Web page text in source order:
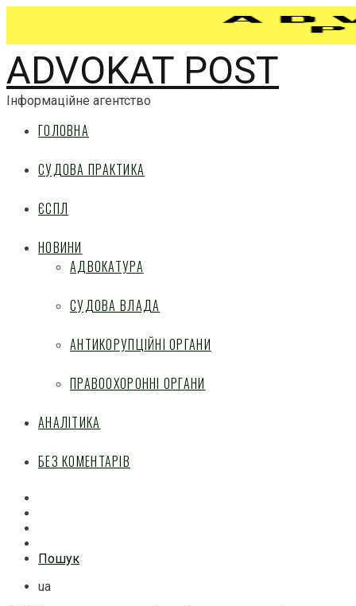
ADVOKAT POST
Інформаційне агентство
ГОЛОВНА
СУДОВА ПРАКТИКА
ЄСПЛ
НОВИНИ
АДВОКАТУРА
СУДОВА ВЛАДА
АНТИКОРУПЦІЙНІ ОРГАНИ
ПРАВООХОРОННІ ОРГАНИ
АНАЛІТИКА
БЕЗ КОМЕНТАРІВ
Пошук
ua